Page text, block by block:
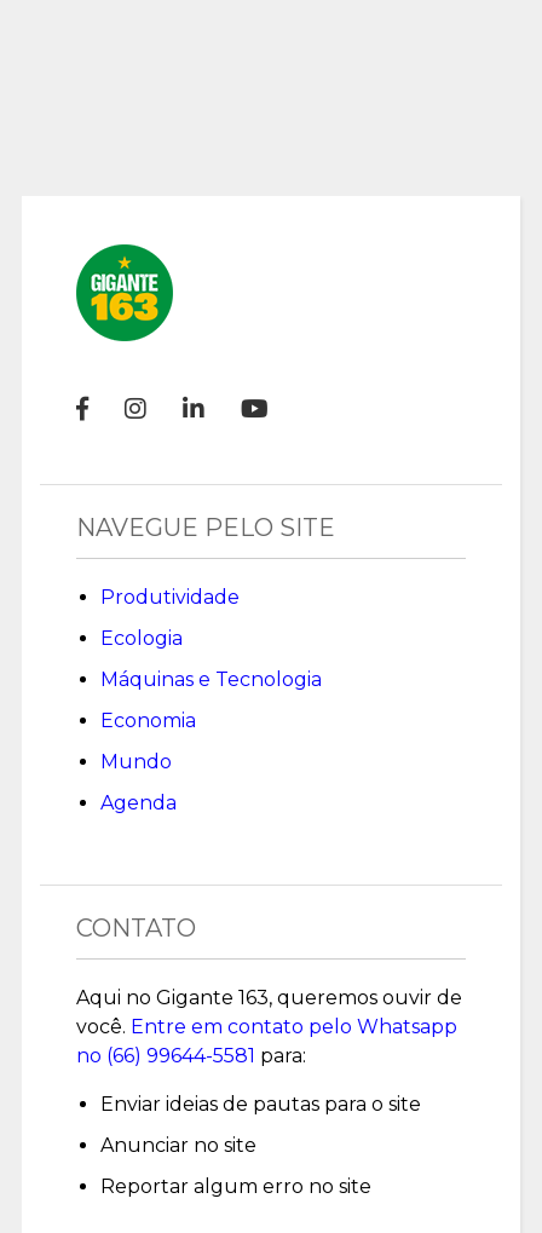
NAVEGUE PELO SITE
Produtividade
Ecologia
Máquinas e Tecnologia
Economia
Mundo
Agenda
CONTATO
Aqui no Gigante 163, queremos ouvir de
você. Entre em contato pelo Whatsapp
no (66) 99644-5581 para:
Enviar ideias de pautas para o site
Anunciar no site
Reportar algum erro no site